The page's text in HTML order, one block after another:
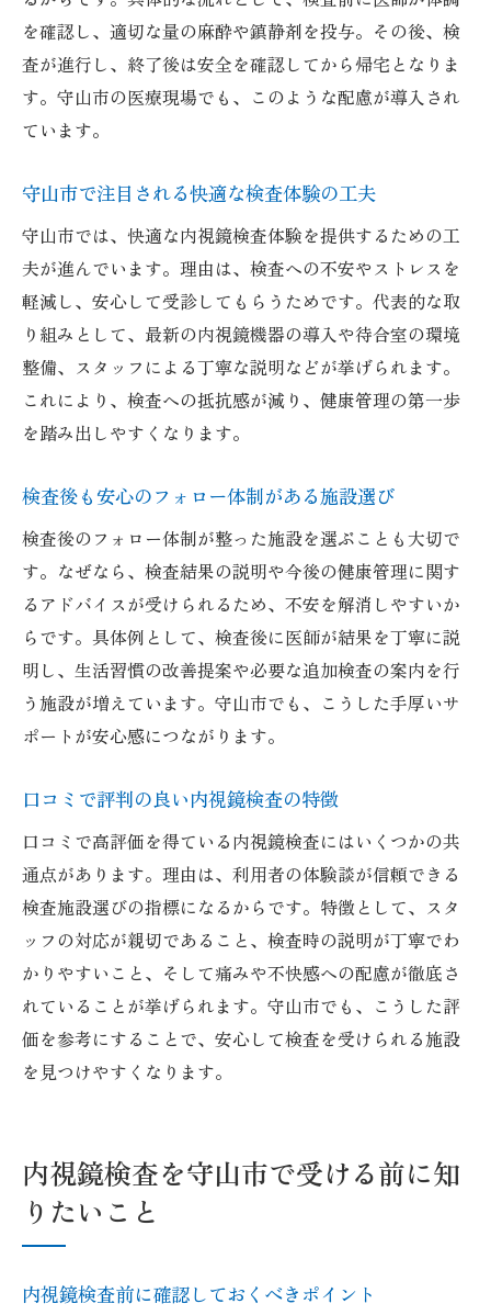
を確認し、適切な量の麻酔や鎮静剤を投与。その後、検
査が進行し、終了後は安全を確認してから帰宅となりま
す。守山市の医療現場でも、このような配慮が導入され
ています。
守山市で注目される快適な検査体験の工夫
守山市では、快適な内視鏡検査体験を提供するための工
夫が進んでいます。理由は、検査への不安やストレスを
軽減し、安心して受診してもらうためです。代表的な取
り組みとして、最新の内視鏡機器の導入や待合室の環境
整備、スタッフによる丁寧な説明などが挙げられます。
これにより、検査への抵抗感が減り、健康管理の第一歩
を踏み出しやすくなります。
検査後も安心のフォロー体制がある施設選び
検査後のフォロー体制が整った施設を選ぶことも大切で
す。なぜなら、検査結果の説明や今後の健康管理に関す
るアドバイスが受けられるため、不安を解消しやすいか
らです。具体例として、検査後に医師が結果を丁寧に説
明し、生活習慣の改善提案や必要な追加検査の案内を行
う施設が増えています。守山市でも、こうした手厚いサ
ポートが安心感につながります。
口コミで評判の良い内視鏡検査の特徴
口コミで高評価を得ている内視鏡検査にはいくつかの共
通点があります。理由は、利用者の体験談が信頼できる
検査施設選びの指標になるからです。特徴として、スタ
ッフの対応が親切であること、検査時の説明が丁寧でわ
かりやすいこと、そして痛みや不快感への配慮が徹底さ
れていることが挙げられます。守山市でも、こうした評
価を参考にすることで、安心して検査を受けられる施設
を見つけやすくなります。
内視鏡検査を守山市で受ける前に知
りたいこと
内視鏡検査前に確認しておくべきポイント